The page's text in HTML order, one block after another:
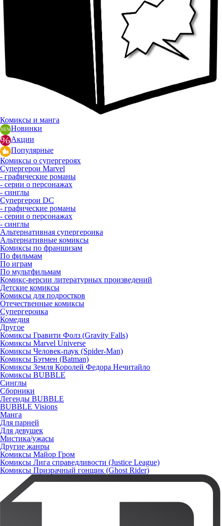
Комиксы и манга
Новинки
Акции
Популярные
Комиксы о супергероях
Супергерои Marvel
- графические романы
- серии о персонажах
- синглы
Супергерои DC
- графические романы
- серии о персонажах
- синглы
Альтернативная супергероика
Альтернативные комиксы
Комиксы по франшизам
По фильмам
По играм
По мультфильмам
Комикс-версии литературных произведений
Детские комиксы
Комиксы для подростков
Отечественные комиксы
Супергероика
Комедия
Другое
Комиксы Гравити Фолз (Gravity Falls)
Комиксы Marvel Universe
Комиксы Человек-паук (Spider-Man)
Комиксы Бэтмен (Batman)
Комиксы Земля Королей Федора Нечитайло
Комиксы BUBBLE
Синглы
Сборники
Легенды BUBBLE
BUBBLE Visions
Манга
Для парней
Для девушек
Мистика/ужасы
Другие жанры
Комиксы Майор Гром
Комиксы Лига справедливости (Justice League)
Комиксы Призрачный гонщик (Ghost Rider)